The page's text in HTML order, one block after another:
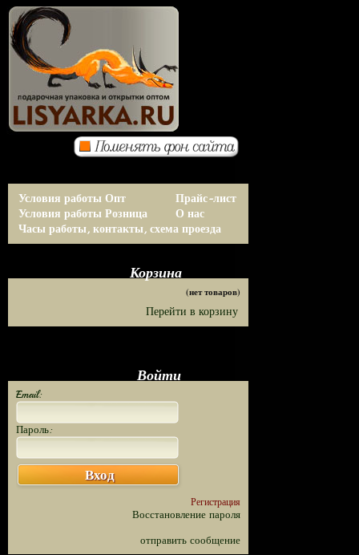
Условия работы Опт
Условия работы Розница
Прайс-лист
О нас
Часы работы, контакты, схема проезда
Корзина
(нет товаров)
Перейти в корзину
Войти
Email:
Пароль:
Вход
Регистрация
Восстановление пароля
отправить сообщение